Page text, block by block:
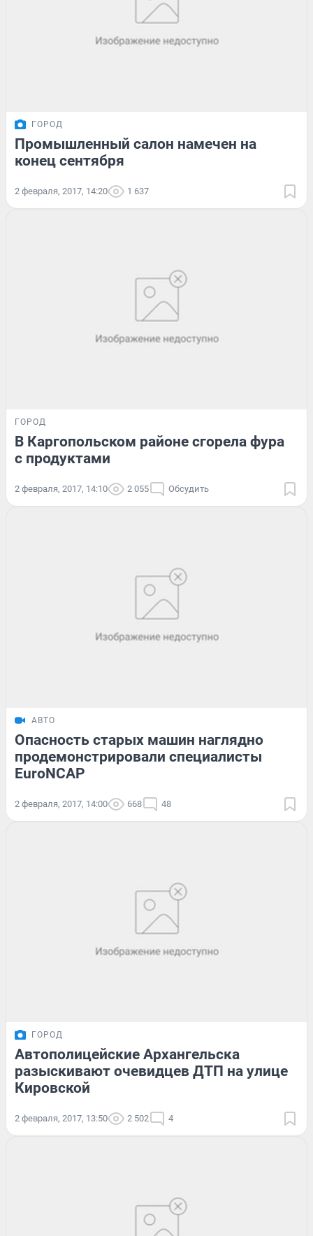
ГОРОД
Промышленный салон намечен на
конец сентября
2 февраля, 2017, 14:20 1 637
ГОРОД
В Каргопольском районе сгорела фура
с продуктами
2 февраля, 2017, 14:10 2 055 Обсудить
АВТО
Опасность старых машин наглядно
продемонстрировали специалисты
EuroNCAP
2 февраля, 2017, 14:00 668 48
ГОРОД
Автополицейские Архангельска
разыскивают очевидцев ДТП на улице
Кировской
2 февраля, 2017, 13:50 2 502 4